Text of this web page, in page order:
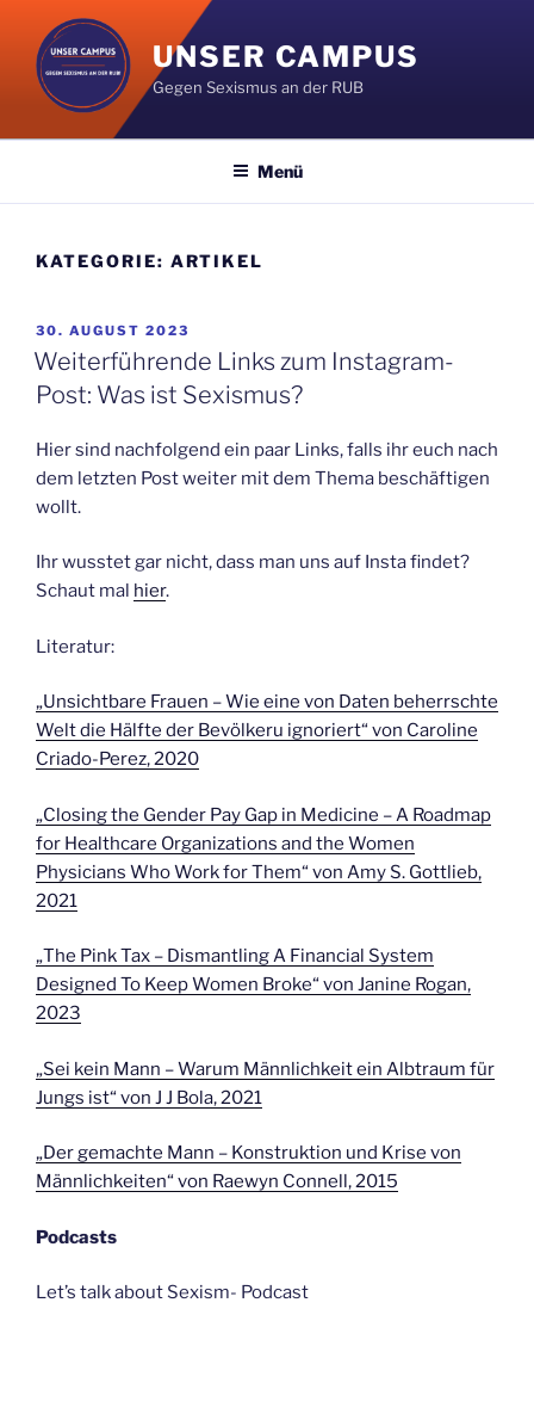
Inhalt
springen
UNSER CAMPUS
Gegen Sexismus an der RUB
Menü
KATEGORIE: ARTIKEL
VERÖFFENTLICHT
AM
30. AUGUST 2023
Weiterführende Links zum Instagram-
Post: Was ist Sexismus?
Hier sind nachfolgend ein paar Links, falls ihr euch nach
dem letzten Post weiter mit dem Thema beschäftigen
wollt.
Ihr wusstet gar nicht, dass man uns auf Insta findet?
Schaut mal hier.
Literatur:
„Unsichtbare Frauen – Wie eine von Daten beherrschte
Welt die Hälfte der Bevölkeru ignoriert“ von Caroline
Criado-Perez, 2020
„Closing the Gender Pay Gap in Medicine – A Roadmap
for Healthcare Organizations and the Women
Physicians Who Work for Them“ von Amy S. Gottlieb,
2021
„The Pink Tax – Dismantling A Financial System
Designed To Keep Women Broke“ von Janine Rogan,
2023
„Sei kein Mann – Warum Männlichkeit ein Albtraum für
Jungs ist“ von J J Bola, 2021
„Der gemachte Mann – Konstruktion und Krise von
Männlichkeiten“ von Raewyn Connell, 2015
Podcasts
Let’s talk about Sexism- Podcast